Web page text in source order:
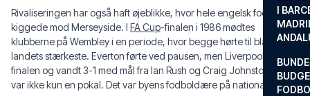
I
Rivaliseringen har også haft øjeblikke, hvor hele engelsk fodbold
kiggede mod Merseyside. I FA Cup-finalen i 1986 mødtes
klubberne på Wembley i en periode, hvor begge hørte til blandt
landets stærkeste. Everton førte ved pausen, men Liverpool vendte
finalen og vandt 3-1 med mål fra Ian Rush og Craig Johnston. Det
var ikke kun en pokal. Det var byens fodboldære på national scene.